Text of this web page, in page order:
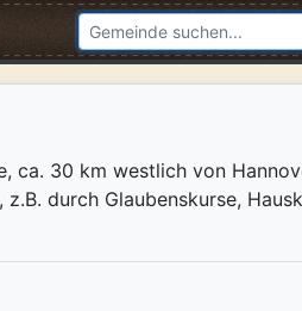
ca. 30 km westlich von
durch Glaubenskurse,